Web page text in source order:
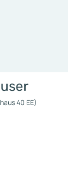
40 EE)